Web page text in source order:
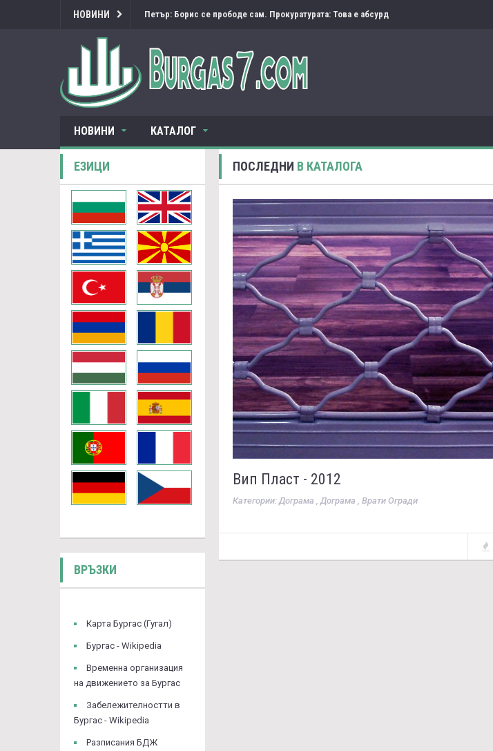
НОВИНИ Петър: Борис се прободе сам. Прокуратурата: Това е абсурд
НОВИНИ КАТАЛОГ
ЕЗИЦИ
ВРЪЗКИ
Карта Бургас (Гугал)
Бургас - Wikipedia
Временна организация
на движението за Бургас
Забележителностти в
Бургас - Wikipedia
Разписания БДЖ
ПОСЛЕДНИ В КАТАЛОГА
Вип Пласт - 2012
Категории: Дограма , Дограма , Врати Огради